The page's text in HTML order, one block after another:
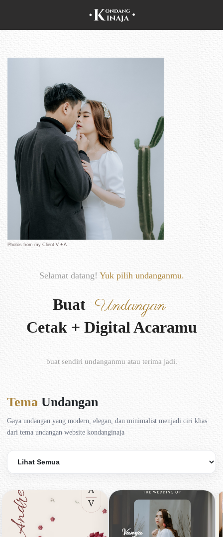
Photos from my Client V + A
Selamat datang! Yuk pilih undanganmu.
Buat Undangan
Cetak + Digital Acaramu
buat sendiri undanganmu atau terima jadi.
Tema Undangan
Gaya undangan yang modern, elegan, dan minimalist menjadi ciri khas
dari tema undangan website kondanginaja